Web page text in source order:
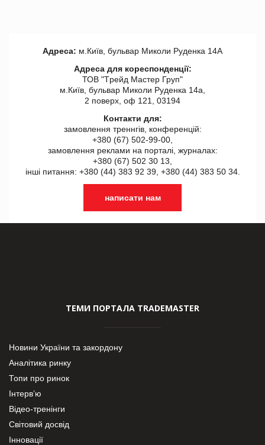
Адреса: м.Київ, бульвар Миколи Руденка 14А
Адреса для кореспонденції:
ТОВ "Tрейд Мастер Груп"
м.Київ, бульвар Миколи Руденка 14а,
2 поверх, оф 121, 03194
Контакти для:
замовлення треннгів, конференцій:
+380 (67) 502-99-00,
замовлення реклами на порталі, журналах:
+380 (67) 502 30 13,
інші питання: +380 (44) 383 92 39, +380 (44) 383 50 34.
написати нам
ТЕМИ ПОРТАЛА TRADEMASTER
Новини України та закордону
Аналітика ринку
Топи про ринок
Інтерв’ю
Відео-тренінги
Світовий досвід
Інновації